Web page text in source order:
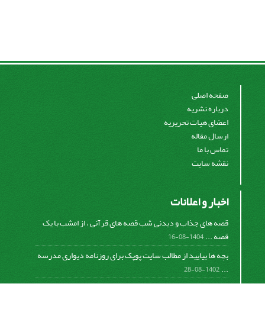
صفحه اصلی
درباره نشریه
اعضای هیات تحریریه
ارسال مقاله
تماس با ما
نقشه سایت
اخبار و اعلانات
قصه های جذاب و دیدنی شب قصه های قرآنی ، از امشب با یک
قصه ...1404-08-16
بچه ها بیایید از مطالب سایت پوپک برای روزنامه دیواری مدرسه
...
1402-08-28